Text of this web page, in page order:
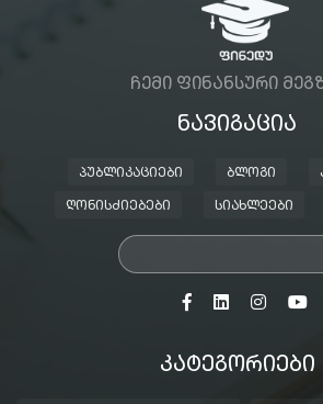
ᲩᲔᲛᲘ ᲤᲘᲜᲐᲜᲡᲣᲠᲘ
ᲜᲐᲕᲘᲒᲐᲪᲘᲐ
ᲞᲣᲑᲚᲘᲙᲐᲪᲘᲔᲑᲘ ᲑᲚᲝᲒᲘ
ᲦᲝᲜᲘᲡᲫᲘᲔᲑᲔᲑᲘ ᲡᲘᲐᲮᲚᲔᲔᲑᲘ
ᲙᲐᲢᲔᲒᲝᲠᲘᲔᲑᲘ